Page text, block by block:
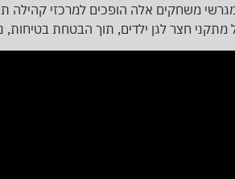
מגרשי משחקים אלה הופכים למרכזי קהילה
חצר לגן ילדים, תוך הבטחת בטיחות,